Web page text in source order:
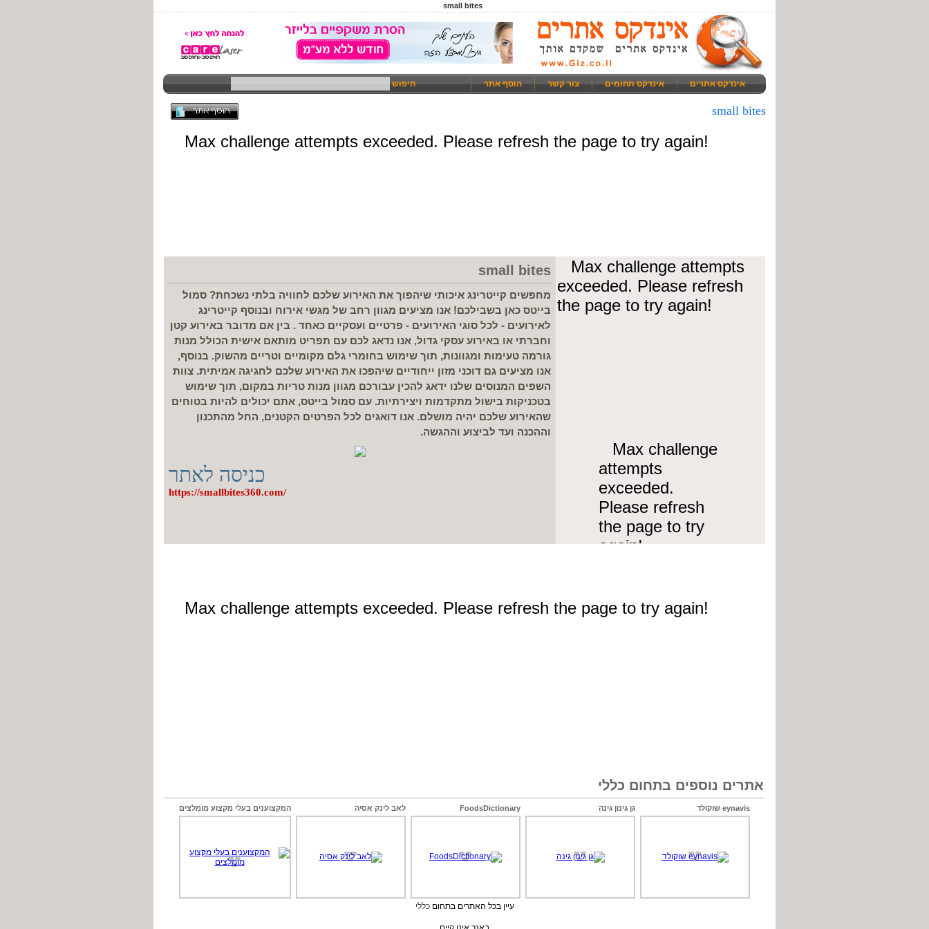
small bites
אינדקס אתרים אינדקס תחומים צור קשר הוסף אתר חיפוש
small bites
small bites
מחפשים קייטרינג איכותי שיהפוך את האירוע שלכם לחוויה בלתי נשכחת? סמול
בייטס כאן בשבילכם! אנו מציעים מגוון רחב של מגשי אירוח ובנוסף קייטרינג
לאירועים - לכל סוגי האירועים - פרטיים ועסקיים כאחד . בין אם מדובר באירוע קטן
וחברתי או באירוע עסקי גדול, אנו נדאג לכם עם תפריט מותאם אישית הכולל מנות
גורמה טעימות ומגוונות, תוך שימוש בחומרי גלם מקומיים וטריים מהשוק. בנוסף,
אנו מציעים גם דוכני מזון ייחודיים שיהפכו את האירוע שלכם לחגיגה אמיתית. צוות
השפים המנוסים שלנו ידאג להכין עבורכם מגוון מנות טריות במקום, תוך שימוש
בטכניקות בישול מתקדמות ויצירתיות. עם סמול בייטס, אתם יכולים להיות בטוחים
שהאירוע שלכם יהיה מושלם. אנו דואגים לכל הפרטים הקטנים, החל מהתכנון
וההכנה ועד לביצוע וההגשה.
כניסה לאתר
https://smallbites360.com/
אתרים נוספים בתחום כללי
eynavis שוקולד גן גינון גינה FoodsDictionary לאב לינק אסיה המקצוענים בעלי מקצוע מומלצים
עיין בכל האתרים בתחוםכללי